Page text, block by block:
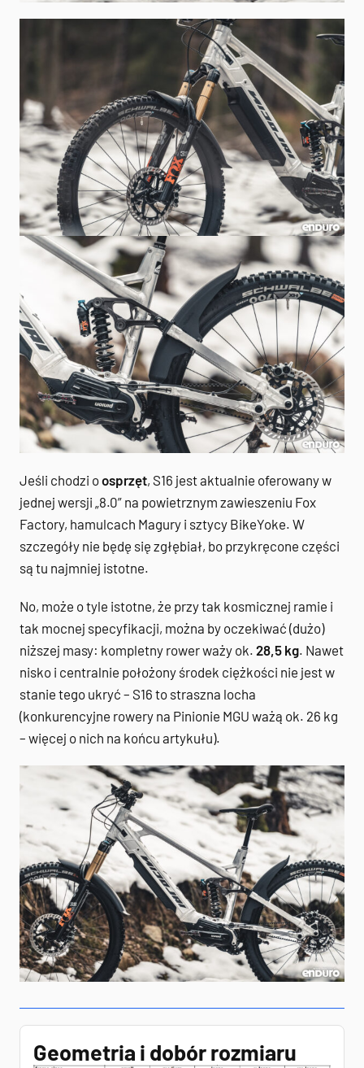
Jeśli chodzi oosprzęt, S16 jest aktualnie oferowany w
jednej wersji „8.0” na powietrznym zawieszeniu Fox
Factory, hamulcach Magury i sztycy BikeYoke. W
szczegóły nie będę się zgłębiał, bo przykręcone części
są tu najmniej istotne.
No, może o tyle istotne, że przy tak kosmicznej ramie i
tak mocnej specyfikacji, można by oczekiwać (dużo)
niższej masy: kompletny rower waży ok. 28,5 kg. Nawet
nisko i centralnie położony środek ciężkości nie jest w
stanie tego ukryć – S16 to straszna locha
(konkurencyjne rowery na Pinionie MGU ważą ok. 26 kg
– więcej o nich na końcu artykułu).
Geometria i dobór rozmiaru